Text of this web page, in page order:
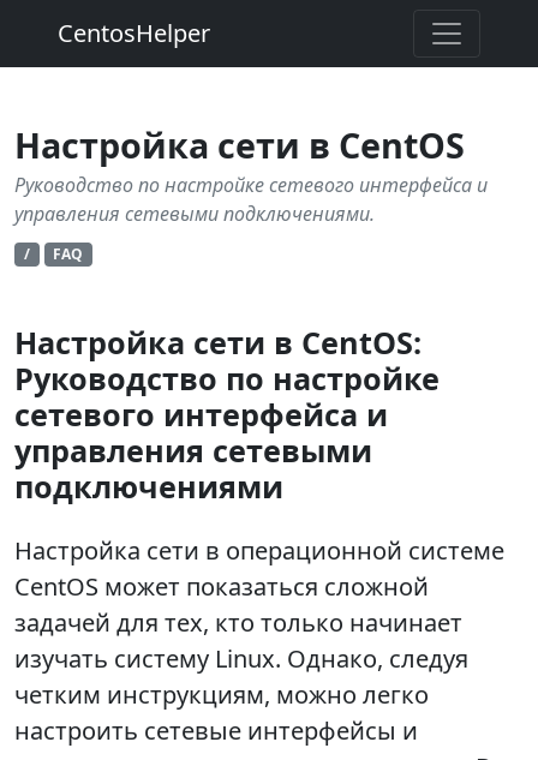
CentosHelper
Настройка сети в CentOS
Руководство по настройке сетевого интерфейса и
управления сетевыми подключениями.
/ FAQ
Настройка сети в CentOS:
Руководство по настройке
сетевого интерфейса и
управления сетевыми
подключениями
Настройка сети в операционной системе
CentOS может показаться сложной
задачей для тех, кто только начинает
изучать систему Linux. Однако, следуя
четким инструкциям, можно легко
настроить сетевые интерфейсы и